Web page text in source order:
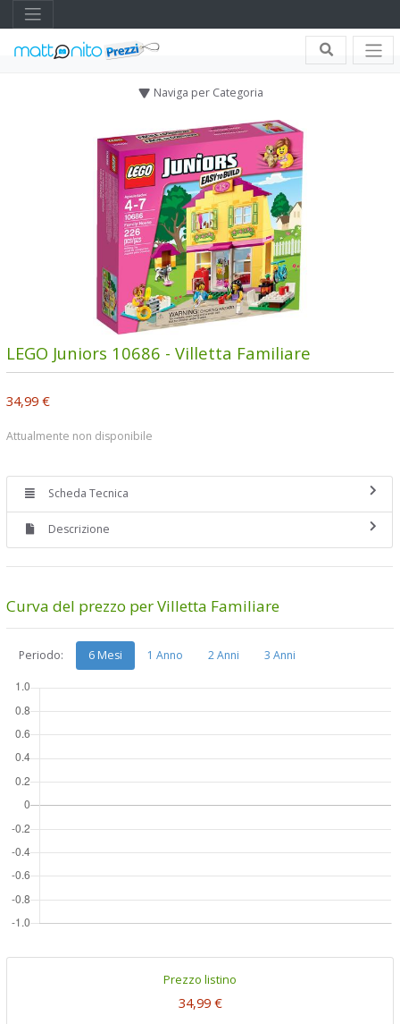
Naviga per Categoria
LEGO Juniors 10686 - Villetta Familiare
34,99 €
Attualmente non disponibile
Scheda Tecnica
Descrizione
Curva del prezzo per Villetta Familiare
Periodo: 6 Mesi 1 Anno 2 Anni 3 Anni
Prezzo listino
34,99 €